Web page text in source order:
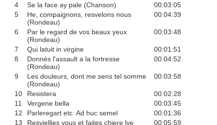
4 Se la face ay pale (Chanson)
00:03:05
5
He, compaignons, resvelons nous
(Rondeau)
00:04:39
6
Par le regard de vos beaux yeux
(Rondeau)
00:03:48
7 Qui latuit in virgine
00:01:51
8
Donnés l'assault a la fortresse
(Rondeau)
00:04:52
9
Les douleurs, dont me sens tel somme
(Rondeau)
00:03:58
10 Resistera
00:02:28
11
Vergene bella
00:03:45
12
Parleregart etc. Ad huc semel
00:01:36
13
Resviellies vous et faites chiere lye
00:05:59